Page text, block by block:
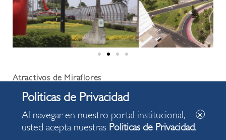
Atractivos de Miraflores
Parque Central: El Parque Central de Miraflores es el
principal espacio urbano público del distrito y en ella se
resalta el especial valor cultural, ecológico y turístico
de ésta para la ciudad de Lima. Está constituido por los
Al navegar en nuestro portal institucional,
usted acepta nuestras Politicas de Privacidad.